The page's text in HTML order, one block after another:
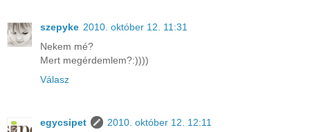
szepyke 2010. október 12. 11:31
Nekem mé?
Mert megérdemlem?:))))
Válasz
egycsipet
2010. október 12. 12:11